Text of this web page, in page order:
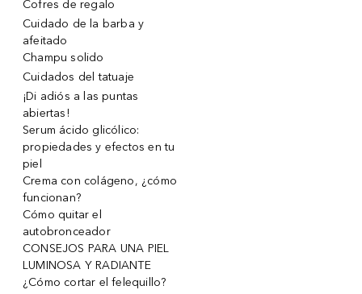
Cofres de regalo
Cuidado de la barba y
afeitado
Champu solido
Cuidados del tatuaje
¡Di adiós a las puntas
abiertas!
Serum ácido glicólico:
propiedades y efectos en tu
piel
Crema con colágeno, ¿cómo
funcionan?
Cómo quitar el
autobronceador
CONSEJOS PARA UNA PIEL
LUMINOSA Y RADIANTE
¿Cómo cortar el felequillo?